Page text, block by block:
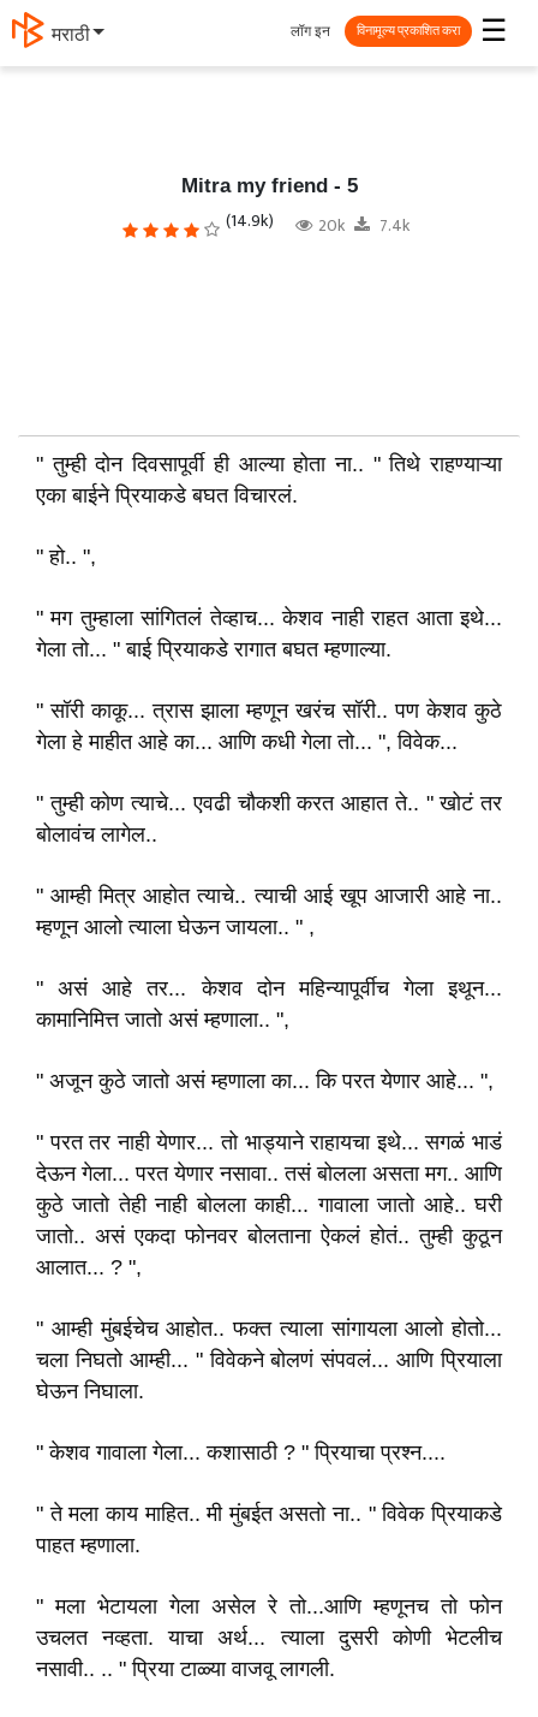
मराठी ☰
लॉग इन विनामूल्य प्रकाशित करा
Mitra my friend - 5
(14.9k) 20k 7.4k
" तुम्ही दोन दिवसापूर्वी ही आल्या होता ना.. " तिथे राहण्याऱ्या
एका बाईने प्रियाकडे बघत विचारलं.
" हो.. ",
" मग तुम्हाला सांगितलं तेव्हाच... केशव नाही राहत आता इथे...
गेला तो... " बाई प्रियाकडे रागात बघत म्हणाल्या.
" सॉरी काकू... त्रास झाला म्हणून खरंच सॉरी.. पण केशव कुठे
गेला हे माहीत आहे का... आणि कधी गेला तो... ", विवेक...
" तुम्ही कोण त्याचे... एवढी चौकशी करत आहात ते.. " खोटं तर
बोलावंच लागेल..
" आम्ही मित्र आहोत त्याचे.. त्याची आई खूप आजारी आहे ना..
म्हणून आलो त्याला घेऊन जायला.. " ,
" असं आहे तर... केशव दोन महिन्यापूर्वीच गेला इथून...
कामानिमित्त जातो असं म्हणाला.. ",
" अजून कुठे जातो असं म्हणाला का... कि परत येणार आहे... ",
" परत तर नाही येणार... तो भाड्याने राहायचा इथे... सगळं भाडं
देऊन गेला... परत येणार नसावा.. तसं बोलला असता मग.. आणि
कुठे जातो तेही नाही बोलला काही... गावाला जातो आहे.. घरी
जातो.. असं एकदा फोनवर बोलताना ऐकलं होतं.. तुम्ही कुठून
आलात... ? ",
" आम्ही मुंबईचेच आहोत.. फक्त त्याला सांगायला आलो होतो...
चला निघतो आम्ही... " विवेकने बोलणं संपवलं... आणि प्रियाला
घेऊन निघाला.
" केशव गावाला गेला... कशासाठी ? " प्रियाचा प्रश्न....
" ते मला काय माहित.. मी मुंबईत असतो ना.. " विवेक प्रियाकडे
पाहत म्हणाला.
" मला भेटायला गेला असेल रे तो...आणि म्हणूनच तो फोन
उचलत नव्हता. याचा अर्थ... त्याला दुसरी कोणी भेटलीच
नसावी.. .. " प्रिया टाळ्या वाजवू लागली.